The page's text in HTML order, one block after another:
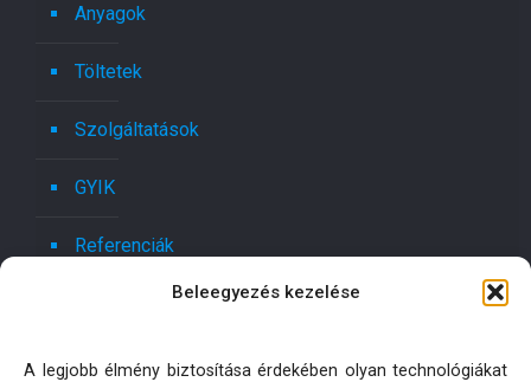
Beleegyezés kezelése
A legjobb élmény biztosítása érdekében olyan technológiákat
Anyagok
Töltetek
Szolgáltatások
GYIK
Referenciák
Ajánlatot kérek!